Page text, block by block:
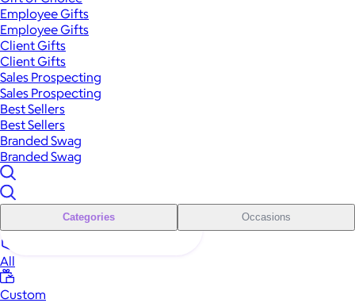
Employee Gifts
Employee Gifts
Client Gifts
Client Gifts
Sales Prospecting
Sales Prospecting
Best Sellers
Best Sellers
Branded Swag
Branded Swag
Categories Occasions
All
Custom